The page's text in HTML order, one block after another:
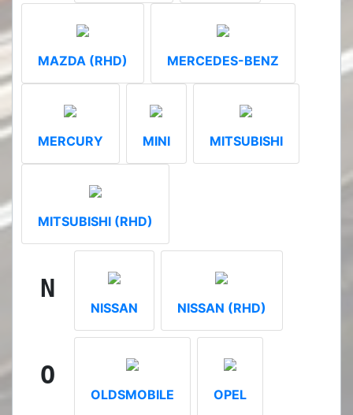
MAZDA (RHD) MERCEDES-BENZ
MERCURY MINI MITSUBISHI
MITSUBISHI (RHD)
N
NISSAN NISSAN (RHD)
O
OLDSMOBILE OPEL